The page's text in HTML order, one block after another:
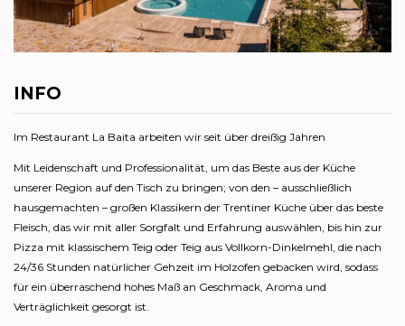
INFO
Im Restaurant La Baita arbeiten wir seit über dreißig Jahren
Mit Leidenschaft und Professionalität, um das Beste aus der Küche
unserer Region auf den Tisch zu bringen; von den – ausschließlich
hausgemachten – großen Klassikern der Trentiner Küche über das beste
Fleisch, das wir mit aller Sorgfalt und Erfahrung auswählen, bis hin zur
Pizza mit klassischem Teig oder Teig aus Vollkorn-Dinkelmehl, die nach
24/36 Stunden natürlicher Gehzeit im Holzofen gebacken wird, sodass
für ein überraschend hohes Maß an Geschmack, Aroma und
Verträglichkeit gesorgt ist.